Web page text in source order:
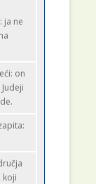
ja ne
on
koji